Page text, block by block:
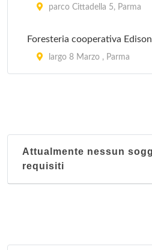
via Valentini 9,
parco Cittadella 5, Parma
Foresteria cooperativa Edison
largo 8 Marzo , Parma
Attualmente nessun
requisiti